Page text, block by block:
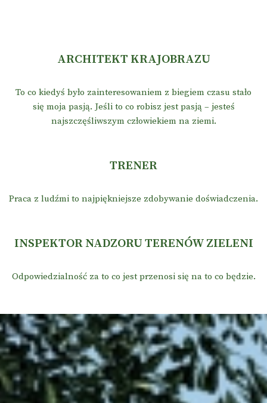
ARCHITEKT KRAJOBRAZU
To co kiedyś było zainteresowaniem z biegiem czasu stało
się moja pasją. Jeśli to co robisz jest pasją – jesteś
najszczęśliwszym człowiekiem na ziemi.
TRENER
Praca z ludźmi to najpiękniejsze zdobywanie doświadczenia.
INSPEKTOR NADZORU TERENÓW ZIELENI
Odpowiedzialność za to co jest przenosi się na to co będzie.